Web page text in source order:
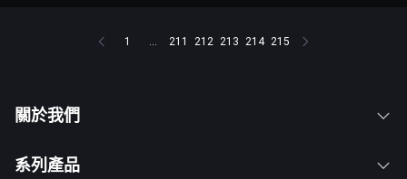
1 ... 211 212 213 214 215
關於我們
系列產品